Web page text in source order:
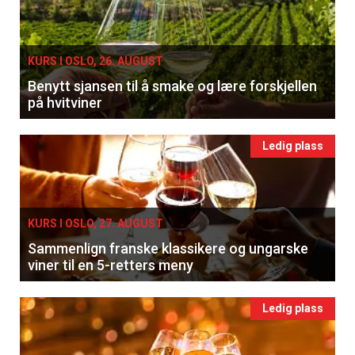
KURS I OSLO, 26. AUGUST
Benytt sjansen til å smake og lære forskjellen
på hvitviner
Ledig plass
KURS I OSLO, 27. AUGUST
Sammenlign franske klassikere og ungarske
viner til en 5-retters meny
Ledig plass